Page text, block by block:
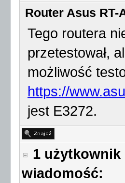
Router Asus RT-
Tego routera
przetestował,
możliwość
https://
jest E3272.
1 użytkownik
wiadomość: